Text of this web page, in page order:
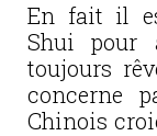
En fait il
Shui pour
toujours
concerne
Chinois